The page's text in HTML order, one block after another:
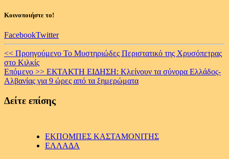
Κοινοποιήστε το!
FacebookTwitter
Continue
Reading
<< Προηγούμενο Το Μυστηριώδες Περιστατικό της Χρυσόπετρας
στο Κιλκίς
Επόμενο >> ΕΚΤΑΚΤH ΕΙΔΗΣΗ: Κλείνουν τα σύνορα Ελλάδος-
Αλβανίας για 9 ώρες από τα ξημερώματα
Δείτε επίσης
ΕΚΠΟΜΠΕΣ ΚΑΣΤΑΜΟΝΙΤΗΣ
ΕΛΛΑΔΑ